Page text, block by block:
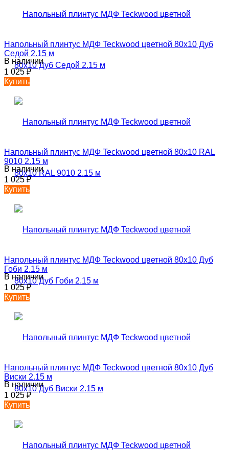
Напольный плинтус МДФ Teckwood цветной 80х10 Дуб
Седой 2.15 м
В наличии
1 025₽
Купить
Напольный плинтус МДФ Teckwood цветной 80х10 RAL
9010 2.15 м
В наличии
1 025₽
Купить
Напольный плинтус МДФ Teckwood цветной 80х10 Дуб
Гоби 2.15 м
В наличии
1 025₽
Купить
Напольный плинтус МДФ Teckwood цветной 80х10 Дуб
Виски 2.15 м
В наличии
1 025₽
Купить